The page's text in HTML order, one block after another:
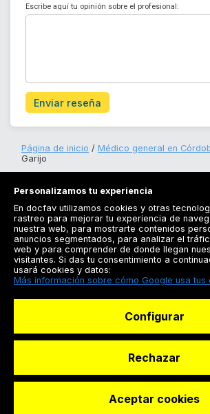
Escribe aquí tu opinión sobre el profesional:
Enviar reseña
Página de inicio Médico general en
Garijo
Registrarse
Docfav
© Dashboard
Personalizamos tu experiencia
En docfav utilizamos cookies y otras
rastreo para mejorar tu experiencia de
nuestra web, para mostrarte contenidos
anuncios segmentados, para analizar el
web y para comprender de donde llegan
visitantes. Si das tu consentimiento a
usará cookies y datos:
Más información sobre cómo Google usa tus
Configurar
Rechazar
Aceptar cookies